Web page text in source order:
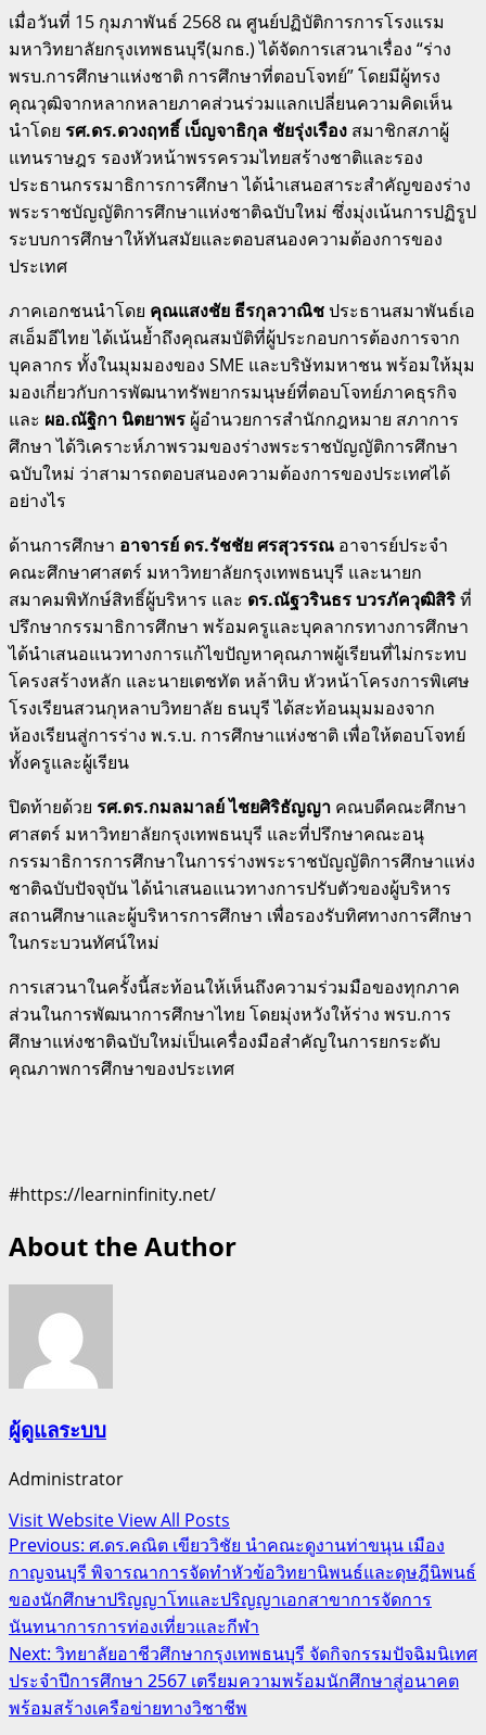
เมื่อวันที่ 15 กุมภาพันธ์ 2568 ณ ศูนย์ปฏิบัติการการโรงแรม
มหาวิทยาลัยกรุงเทพธนบุรี(มกธ.) ได้จัดการเสวนาเรื่อง “ร่าง
พรบ.การศึกษาแห่งชาติ การศึกษาที่ตอบโจทย์” โดยมีผู้ทรง
คุณวุฒิจากหลากหลายภาคส่วนร่วมแลกเปลี่ยนความคิดเห็น
นำโดย รศ.ดร.ดวงฤทธิ์ เบ็ญจาธิกุล ชัยรุ่งเรือง สมาชิกสภาผู้
แทนราษฎร รองหัวหน้าพรรครวมไทยสร้างชาติและรอง
ประธานกรรมาธิการการศึกษา ได้นำเสนอสาระสำคัญของร่าง
พระราชบัญญัติการศึกษาแห่งชาติฉบับใหม่ ซึ่งมุ่งเน้นการปฏิรูป
ระบบการศึกษาให้ทันสมัยและตอบสนองความต้องการของ
ประเทศ
ภาคเอกชนนำโดย คุณแสงชัย ธีรกุลวาณิชประธานสมาพันธ์เอ
สเอ็มอีไทย ได้เน้นย้ำถึงคุณสมบัติที่ผู้ประกอบการต้องการจาก
บุคลากร ทั้งในมุมมองของ SME และบริษัทมหาชน พร้อมให้มุม
มองเกี่ยวกับการพัฒนาทรัพยากรมนุษย์ที่ตอบโจทย์ภาคธุรกิจ
และ ผอ.ณัฐิกา นิตยาพร ผู้อำนวยการสำนักกฎหมาย สภาการ
ศึกษา ได้วิเคราะห์ภาพรวมของร่างพระราชบัญญัติการศึกษา
ฉบับใหม่ ว่าสามารถตอบสนองความต้องการของประเทศได้
อย่างไร
ด้านการศึกษา อาจารย์ ดร.รัชชัย ศรสุวรรณ อาจารย์ประจำ
คณะศึกษาศาสตร์ มหาวิทยาลัยกรุงเทพธนบุรี และนายก
สมาคมพิทักษ์สิทธิ์ผู้บริหาร และ ดร.ณัฐวรินธร บวรภัควุฒิสิริที่
ปรึกษากรรมาธิการศึกษา พร้อมครูและบุคลากรทางการศึกษา
ได้นำเสนอแนวทางการแก้ไขปัญหาคุณภาพผู้เรียนที่ไม่กระทบ
โครงสร้างหลัก และนายเตชทัต หล้าหิบ หัวหน้าโครงการพิเศษ
โรงเรียนสวนกุหลาบวิทยาลัย ธนบุรี ได้สะท้อนมุมมองจาก
ห้องเรียนสู่การร่าง พ.ร.บ. การศึกษาแห่งชาติ เพื่อให้ตอบโจทย์
ทั้งครูและผู้เรียน
ปิดท้ายด้วย รศ.ดร.กมลมาลย์ ไชยศิริธัญญา คณบดีคณะศึกษา
ศาสตร์ มหาวิทยาลัยกรุงเทพธนบุรี และที่ปรึกษาคณะอนุ
กรรมาธิการการศึกษาในการร่างพระราชบัญญัติการศึกษาแห่ง
ชาติฉบับปัจจุบัน ได้นำเสนอแนวทางการปรับตัวของผู้บริหาร
สถานศึกษาและผู้บริหารการศึกษา เพื่อรองรับทิศทางการศึกษา
ในกระบวนทัศน์ใหม่
การเสวนาในครั้งนี้สะท้อนให้เห็นถึงความร่วมมือของทุกภาค
ส่วนในการพัฒนาการศึกษาไทย โดยมุ่งหวังให้ร่าง พรบ.การ
ศึกษาแห่งชาติฉบับใหม่เป็นเครื่องมือสำคัญในการยกระดับ
คุณภาพการศึกษาของประเทศ
#https://learninfinity.net/
About the Author
ผู้ดูแลระบบ
Administrator
Visit WebsiteView All Posts
Post
navigation
Previous: ศ.ดร.คณิต เขียววิชัย นำคณะดูงานท่าขนุน เมือง
กาญจนบุรี พิจารณาการจัดทำหัวข้อวิทยานิพนธ์และดุษฎีนิพนธ์
ของนักศึกษาปริญญาโทและปริญญาเอกสาขาการจัดการ
นันทนาการการท่องเที่ยวและกีฬา
Next: วิทยาลัยอาชีวศึกษากรุงเทพธนบุรี จัดกิจกรรมปัจฉิมนิเทศ
ประจำปีการศึกษา 2567 เตรียมความพร้อมนักศึกษาสู่อนาคต
พร้อมสร้างเครือข่ายทางวิชาชีพ